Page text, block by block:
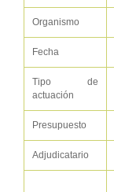
Organismo
Fecha
Tipo de
actuación
Presupuesto
Adjudicatario